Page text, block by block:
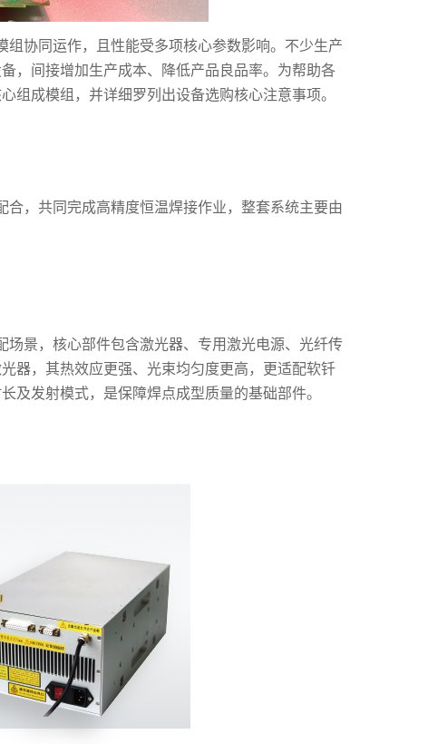
协同运作，且性能受多项核心参数影响。不少生产
，间接增加生产成本、降低产品良品率。为帮助各
组成模组，并详细罗列出设备选购核心注意事项。
，共同完成高精度恒温焊接作业，整套系统主要由
景，核心部件包含激光器、专用激光电源、光纤传
器，其热效应更强、光束均匀度更高，更适配软钎
及发射模式，是保障焊点成型质量的基础部件。